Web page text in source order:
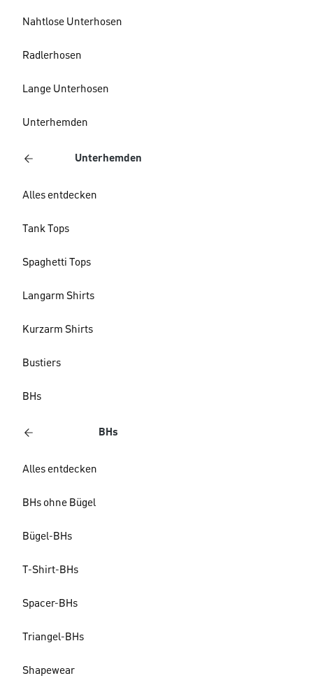
Nahtlose Unterhosen
Radlerhosen
Lange Unterhosen
Unterhemden
Unterhemden
Alles entdecken
Tank Tops
Spaghetti Tops
Langarm Shirts
Kurzarm Shirts
Bustiers
BHs
BHs
Alles entdecken
BHs ohne Bügel
Bügel-BHs
T-Shirt-BHs
Spacer-BHs
Triangel-BHs
Shapewear